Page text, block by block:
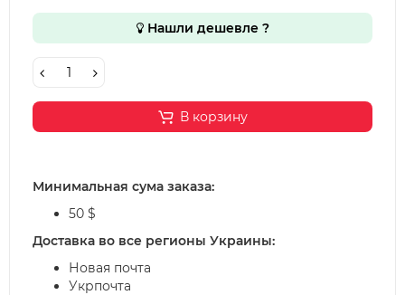
Нашли дешевле ?
В корзину
Минимальная сума заказа:
50 $
Доставка во все регионы Украины:
Новая почта
Укрпочта